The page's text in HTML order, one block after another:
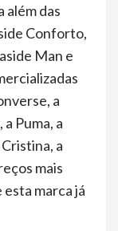
além das
Conforto,
Man e
a
Puma, a
a
mais
esta marca já